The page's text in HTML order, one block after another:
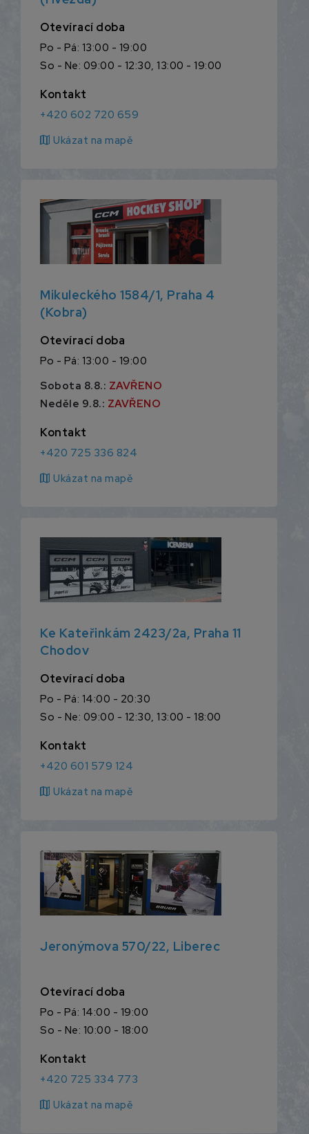
Otevírací doba
Po - Pá: 13:00 - 19:00
So - Ne: 09:00 - 12:30, 13:00 - 19:00
Kontakt
+420 602 720 659
map Ukázat na mapě
Mikuleckého 1584/1, Praha 4
(Kobra)
Otevírací doba
Po - Pá: 13:00 - 19:00
Sobota 8.8.: ZAVŘENO
Neděle 9.8.: ZAVŘENO
Kontakt
+420 725 336 824
map Ukázat na mapě
Ke Kateřinkám 2423/2a, Praha 11
Chodov
Otevírací doba
Po - Pá: 14:00 - 20:30
So - Ne: 09:00 - 12:30, 13:00 - 18:00
Kontakt
+420 601 579 124
map Ukázat na mapě
Jeronýmova 570/22, Liberec
Otevírací doba
Po - Pá: 14:00 - 19:00
So - Ne: 10:00 - 18:00
Kontakt
+420 725 334 773
map Ukázat na mapě